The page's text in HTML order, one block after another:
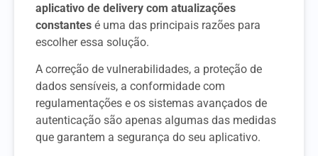
aplicativo de delivery com atualizações
constantes é uma das principais razões para
escolher essa solução.
A correção de vulnerabilidades, a proteção de
dados sensíveis, a conformidade com
regulamentações e os sistemas avançados de
autenticação são apenas algumas das medidas
que garantem a segurança do seu aplicativo.